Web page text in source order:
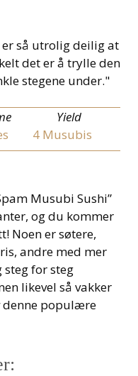
så utrolig deilig at
det er å trylle den
stegene under."
Yield
4 Musubis
Musubi Sushi”
og du kommer
Noen er søtere,
andre med mer
steg for steg
likevel så vakker
denne populære